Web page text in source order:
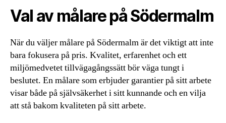
Val av målare på Södermalm
När du väljer målare på Södermalm är det viktigt att inte
bara fokusera på pris. Kvalitet, erfarenhet och ett
miljömedvetet tillvägagångssätt bör väga tungt i
beslutet. En målare som erbjuder garantier på sitt arbete
visar både på självsäkerhet i sitt kunnande och en vilja
att stå bakom kvaliteten på sitt arbete.